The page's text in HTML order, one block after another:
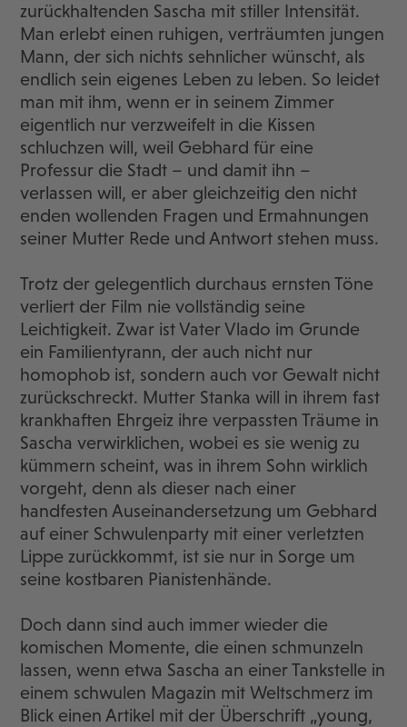
zurückhaltenden Sascha mit stiller Intensität.
Man erlebt einen ruhigen, verträumten jungen
Mann, der sich nichts sehnlicher wünscht, als
endlich sein eigenes Leben zu leben. So leidet
man mit ihm, wenn er in seinem Zimmer
eigentlich nur verzweifelt in die Kissen
schluchzen will, weil Gebhard für eine
Professur die Stadt – und damit ihn –
verlassen will, er aber gleichzeitig den nicht
enden wollenden Fragen und Ermahnungen
seiner Mutter Rede und Antwort stehen muss.
Trotz der gelegentlich durchaus ernsten Töne
verliert der Film nie vollständig seine
Leichtigkeit. Zwar ist Vater Vlado im Grunde
ein Familientyrann, der auch nicht nur
homophob ist, sondern auch vor Gewalt nicht
zurückschreckt. Mutter Stanka will in ihrem fast
krankhaften Ehrgeiz ihre verpassten Träume in
Sascha verwirklichen, wobei es sie wenig zu
kümmern scheint, was in ihrem Sohn wirklich
vorgeht, denn als dieser nach einer
handfesten Auseinandersetzung um Gebhard
auf einer Schwulenparty mit einer verletzten
Lippe zurückkommt, ist sie nur in Sorge um
seine kostbaren Pianistenhände.
Doch dann sind auch immer wieder die
komischen Momente, die einen schmunzeln
lassen, wenn etwa Sascha an einer Tankstelle in
einem schwulen Magazin mit Weltschmerz im
Blick einen Artikel mit der Überschrift „young,